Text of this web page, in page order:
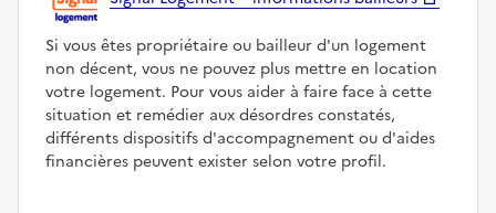
Si vous êtes propriétaire ou bailleur d'un logement
non décent, vous ne pouvez plus mettre en location
votre logement. Pour vous aider à faire face à cette
situation et remédier aux désordres constatés,
différents dispositifs d'accompagnement ou d'aides
financières peuvent exister selon votre profil.